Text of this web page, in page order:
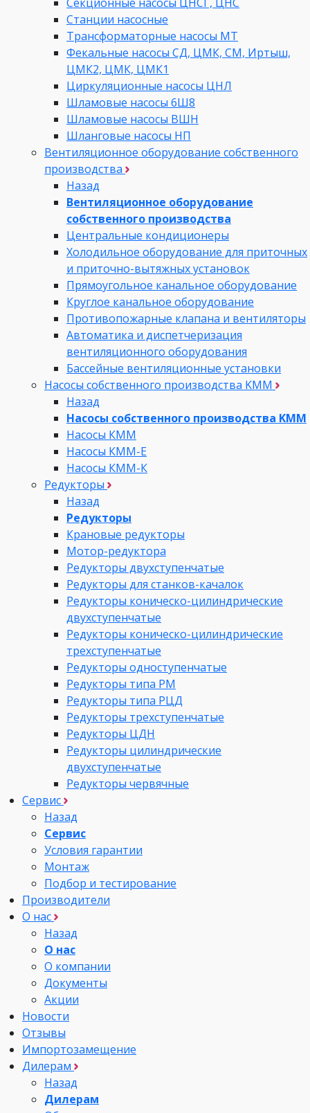
Станции насосные
Трансформаторные насосы МТ
Фекальные насосы СД, ЦМК, СМ, Иртыш,
ЦМК2, ЦМК, ЦМК1
Циркуляционные насосы ЦНЛ
Шламовые насосы 6Ш8
Шламовые насосы ВШН
Шланговые насосы НП
Вентиляционное оборудование собственного
производства
Назад
Вентиляционное оборудование
собственного производства
Центральные кондиционеры
Холодильное оборудование для приточных
и приточно-вытяжных установок
Прямоугольное канальное оборудование
Круглое канальное оборудование
Противопожарные клапана и вентиляторы
Автоматика и диспетчеризация
вентиляционного оборудования
Бассейные вентиляционные установки
Насосы собственного производства KMM
Назад
Насосы собственного производства KMM
Насосы КММ
Насосы КММ-Е
Насосы КММ-К
Редукторы
Назад
Редукторы
Крановые редукторы
Мотор-редуктора
Редукторы двухступенчатые
Редукторы для станков-качалок
Редукторы коническо-цилиндрические
двухступенчатые
Редукторы коническо-цилиндрические
трехступенчатые
Редукторы одноступенчатые
Редукторы типа РМ
Редукторы типа РЦД
Редукторы трехступенчатые
Редукторы ЦДН
Редукторы цилиндрические
двухступенчатые
Редукторы червячные
Сервис
Назад
Сервис
Условия гарантии
Монтаж
Подбор и тестирование
Производители
О нас
Назад
О нас
О компании
Документы
Акции
Новости
Отзывы
Импортозамещение
Дилерам
Назад
Дилерам